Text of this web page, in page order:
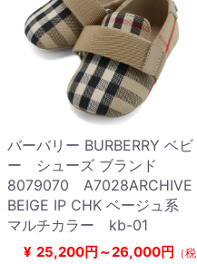
バーバリー BURBERRY ベビ
ー シューズ ブランド
8079070 A7028ARCHIVE
BEIGE IP CHK ベージュ系
マルチカラー kb-01
¥ 25,200円～26,000円 （税